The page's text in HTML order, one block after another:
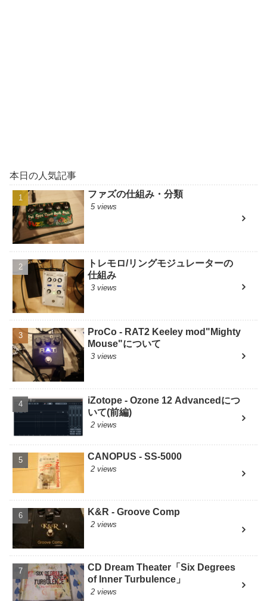
本日の人気記事
ファズの仕組み・分類
5 views
トレモロ/リングモジュレーターの
仕組み
3 views
ProCo - RAT2 Keeley mod"Mighty
Mouse"について
3 views
iZotope - Ozone 12 Advancedにつ
いて(前編)
2 views
CANOPUS - SS-5000
2 views
K&R - Groove Comp
2 views
CD Dream Theater「Six Degrees
of Inner Turbulence」
2 views